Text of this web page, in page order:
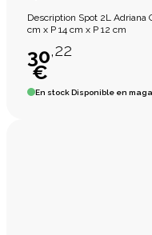
Description Spot 2L Adriana Chromé Avec ampoule G9 Mesures : L 44
cm x P 14 cm x P 12 cm
30,22
€
En stockDisponible en